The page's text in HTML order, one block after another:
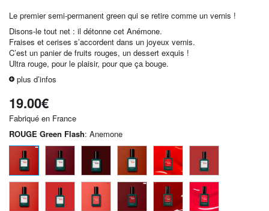
Le premier semi-permanent green qui se retire comme un vernis !
Disons-le tout net : il détonne cet Anémone.
Fraises et cerises s’accordent dans un joyeux vernis.
C’est un panier de fruits rouges, un dessert exquis !
Ultra rouge, pour le plaisir, pour que ça bouge.
plus d’infos
19.00€
Fabriqué en France
ROUGE Green Flash: Anemone